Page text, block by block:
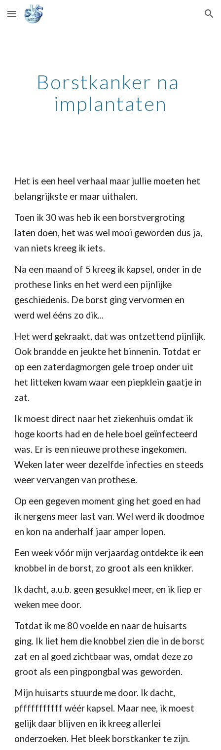
Skip to main content Skip to navigation
Borstkanker na
implantaten
Het is een heel verhaal maar jullie moeten het
belangrijkste er maar uithalen.
Toen ik 30 was heb ik een borstvergroting
laten doen, het was wel mooi geworden dus ja,
van niets kreeg ik iets.
Na een maand of 5 kreeg ik kapsel, onder in de
prothese links en het werd een pijnlijke
geschiedenis. De borst ging vervormen en
werd wel ééns zo dik...
Het werd gekraakt, dat was ontzettend pijnlijk.
Ook brandde en jeukte het binnenin. Totdat er
op een zaterdagmorgen gele troep onder uit
het litteken kwam waar een piepklein gaatje in
zat.
Ik moest direct naar het ziekenhuis omdat ik
hoge koorts had en de hele boel geïnfecteerd
was. Er is een nieuwe prothese ingekomen.
Weken later weer dezelfde infecties en steeds
weer vervangen van prothese.
Op een gegeven moment ging het goed en had
ik nergens meer last van. Wel werd ik doodmoe
en kon na anderhalf jaar amper lopen.
Een week vóór mijn verjaardag ontdekte ik een
knobbel in de borst, zo groot als een knikker.
Ik dacht, a.u.b. geen gesukkel meer, en ik liep er
weken mee door.
Totdat ik me 80 voelde en naar de huisarts
ging. Ik liet hem die knobbel zien die in de borst
zat en al goed zichtbaar was, omdat deze zo
groot als een pingpongbal was geworden.
Mijn huisarts stuurde me door. Ik dacht,
pfffffffffff wéér kapsel. Maar nee, ik moest
gelijk daar blijven en ik kreeg allerlei
onderzoeken. Het bleek borstkanker te zijn.